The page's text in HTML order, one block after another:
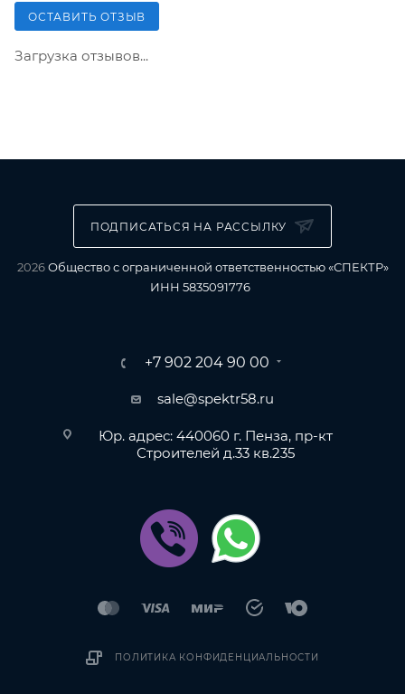
ОСТАВИТЬ ОТЗЫВ
Загрузка отзывов...
ПОДПИСАТЬСЯ НА РАССЫЛКУ
2026Общество с ограниченной ответственностью «СПЕКТР»
ИНН 5835091776
+7 902 204 90 00
sale@spektr58.ru
Юр. адрес: 440060 г. Пенза, пр-кт
Строителей д.33 кв.235
ПОЛИТИКА КОНФИДЕНЦИАЛЬНОСТИ